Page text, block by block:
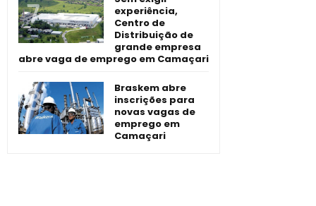
experiência,
Centro de
Distribuição de
grande empresa
abre vaga de emprego em Camaçari
Braskem abre
inscrições para
novas vagas de
emprego em
Camaçari